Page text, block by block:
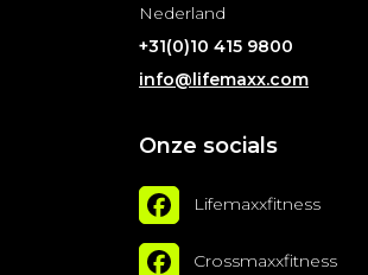
Nederland
+31(0)10 415 9800
info@lifemaxx.com
Onze socials
Lifemaxxfitness
Crossmaxxfitness